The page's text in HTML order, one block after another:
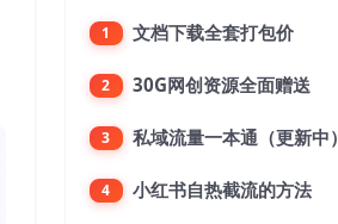
1 文档下载全套打包价
2 30G网创资源全面赠送
3 私域流量一本通（更新中）
4 小红书自热截流的方法